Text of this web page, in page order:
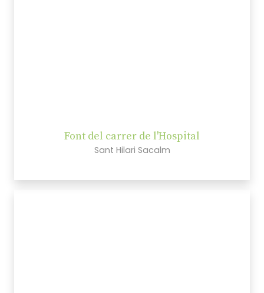
Font del carrer de l'Hospital
Sant Hilari Sacalm